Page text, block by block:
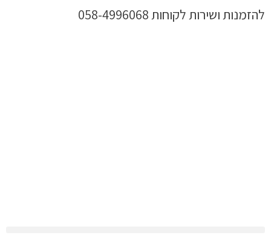
לתוכןלהזמנות ושירות לקוחות 058-4996068